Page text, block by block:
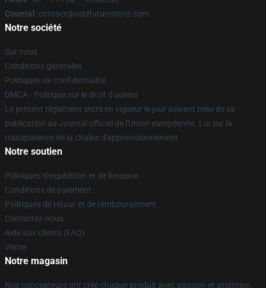
Courriel : contact@oddfuturestore.com
Notre société
Sur nous
Conditions générales
Politiques de confidentialité
DMCA - Politique sur le droit d'auteur
Le présent règlement entre en vigueur le jour suivant celui de sa
publication au Journal officiel de l'Union européenne. Loi sur la
transparence de la chaîne d'approvisionnement
Notre soutien
Politiques d'expédition et de livraison
Conditions de paiement
Politiques de retour et de remboursement
Contactez-nous
Aide aux clients (FAQ)
Vente
Notre magasin
Nos concepteurs ont créé chaque produit avec passion et attention.